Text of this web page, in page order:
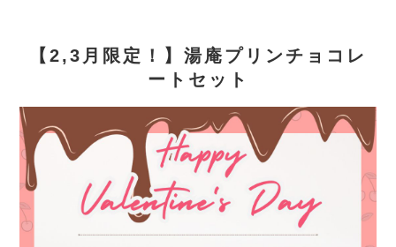
【2,3月限定！】湯庵プリンチョコレ
ートセット